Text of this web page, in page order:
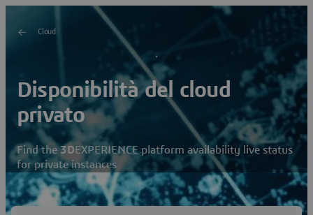
Cloud
Disponibilità del cloud
privato
Find the3DEXPERIENCE platform availability live status
for private instances